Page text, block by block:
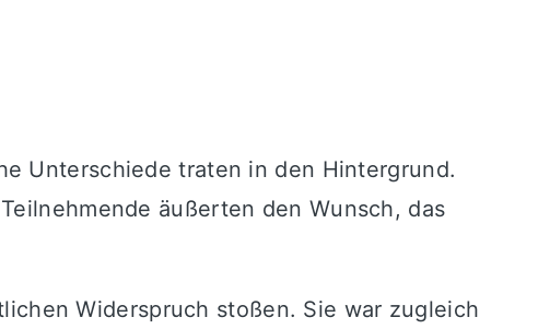
Unterschiede traten in den Hintergrund.
äußerten den Wunsch, das
Widerspruch stoßen. Sie war zugleich